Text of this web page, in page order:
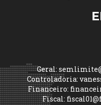
Geral:
Controladoria:
Financeiro:
Fiscal: